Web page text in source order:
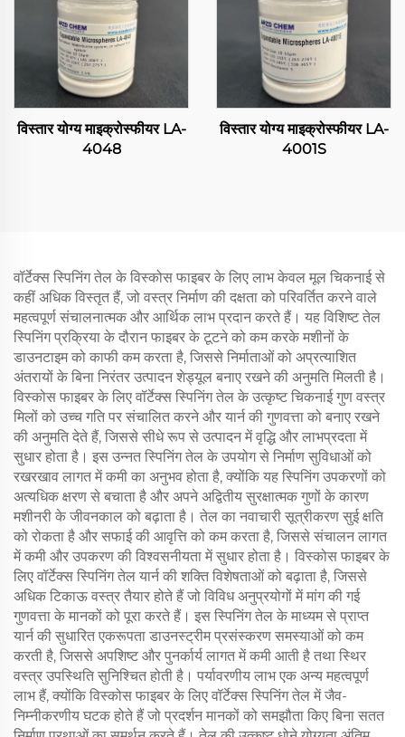
विस्तार योग्य माइक्रोस्फीयर LA-
4048
विस्तार योग्य माइक्रोस्फीयर LA-
4001S
वॉर्टेक्स स्पिनिंग तेल के विस्कोस फाइबर के लिए लाभ केवल मूल चिकनाई से
कहीं अधिक विस्तृत हैं, जो वस्त्र निर्माण की दक्षता को परिवर्तित करने वाले
महत्वपूर्ण संचालनात्मक और आर्थिक लाभ प्रदान करते हैं। यह विशिष्ट तेल
स्पिनिंग प्रक्रिया के दौरान फाइबर के टूटने को कम करके मशीनों के
डाउनटाइम को काफी कम करता है, जिससे निर्माताओं को अप्रत्याशित
अंतरायों के बिना निरंतर उत्पादन शेड्यूल बनाए रखने की अनुमति मिलती है।
विस्कोस फाइबर के लिए वॉर्टेक्स स्पिनिंग तेल के उत्कृष्ट चिकनाई गुण वस्त्र
मिलों को उच्च गति पर संचालित करने और यार्न की गुणवत्ता को बनाए रखने
की अनुमति देते हैं, जिससे सीधे रूप से उत्पादन में वृद्धि और लाभप्रदता में
सुधार होता है। इस उन्नत स्पिनिंग तेल के उपयोग से निर्माण सुविधाओं को
रखरखाव लागत में कमी का अनुभव होता है, क्योंकि यह स्पिनिंग उपकरणों को
अत्यधिक क्षरण से बचाता है और अपने अद्वितीय सुरक्षात्मक गुणों के कारण
मशीनरी के जीवनकाल को बढ़ाता है। तेल का नवाचारी सूत्रीकरण सुई क्षति
को रोकता है और सफाई की आवृत्ति को कम करता है, जिससे संचालन लागत
में कमी और उपकरण की विश्वसनीयता में सुधार होता है। विस्कोस फाइबर के
लिए वॉर्टेक्स स्पिनिंग तेल यार्न की शक्ति विशेषताओं को बढ़ाता है, जिससे
अधिक टिकाऊ वस्त्र तैयार होते हैं जो विविध अनुप्रयोगों में मांग की गई
गुणवत्ता के मानकों को पूरा करते हैं। इस स्पिनिंग तेल के माध्यम से प्राप्त
यार्न की सुधारित एकरूपता डाउनस्ट्रीम प्रसंस्करण समस्याओं को कम
करती है, जिससे अपशिष्ट और पुनर्कार्य लागत में कमी आती है तथा स्थिर
वस्त्र उपस्थिति सुनिश्चित होती है। पर्यावरणीय लाभ एक अन्य महत्वपूर्ण
लाभ हैं, क्योंकि विस्कोस फाइबर के लिए वॉर्टेक्स स्पिनिंग तेल में जैव-
निम्नीकरणीय घटक होते हैं जो प्रदर्शन मानकों को समझौता किए बिना सतत